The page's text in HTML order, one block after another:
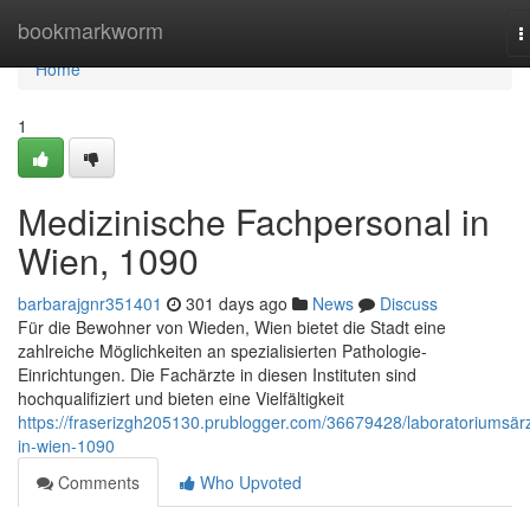
bookmarkworm
Home
Home
1
Medizinische Fachpersonal in
Wien, 1090
barbarajgnr351401 301 days ago News
Discuss
Für die Bewohner von Wieden, Wien bietet die Stadt eine
zahlreiche Möglichkeiten an spezialisierten Pathologie-
Einrichtungen. Die Fachärzte in diesen Instituten sind
hochqualifiziert und bieten eine Vielfältigkeit
https://fraserizgh205130.prublogger.com/36679428/
in-wien-1090
Comments
Who Upvoted